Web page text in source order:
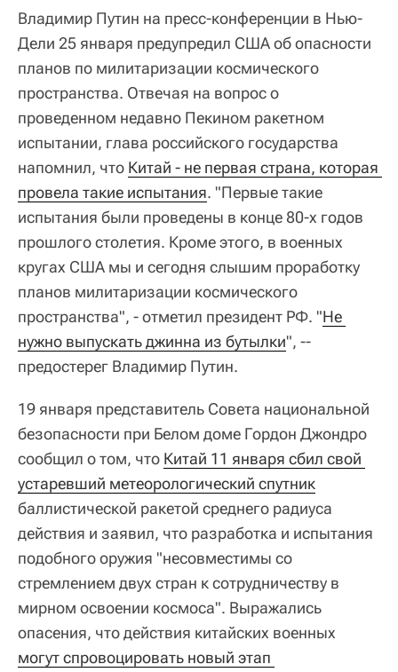
Владимир Путин на пресс-конференции в Нью-
Дели 25 января предупредил США об опасности
планов по милитаризации космического
пространства. Отвечая на вопрос о
проведенном недавно Пекином ракетном
испытании, глава российского государства
напомнил, что Китай - не первая страна, которая
провела такие испытания. "Первые такие
испытания были проведены в конце 80-х годов
прошлого столетия. Кроме этого, в военных
кругах США мы и сегодня слышим проработку
планов милитаризации космического
пространства", - отметил президент РФ. "Не
нужно выпускать джинна из бутылки", --
предостерег Владимир Путин.
19 января представитель Совета национальной
безопасности при Белом доме Гордон Джондро
сообщил о том, что Китай 11 января сбил свой
устаревший метеорологический спутник
баллистической ракетой среднего радиуса
действия и заявил, что разработка и испытания
подобного оружия "несовместимы со
стремлением двух стран к сотрудничеству в
мирном освоении космоса". Выражались
опасения, что действия китайских военных
могут спровоцировать новый этап